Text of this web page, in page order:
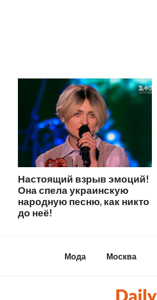
Настоящий взрыв эмоций!
Она спела украинскую
народную песню, как никто
до неё!
Мода Москва